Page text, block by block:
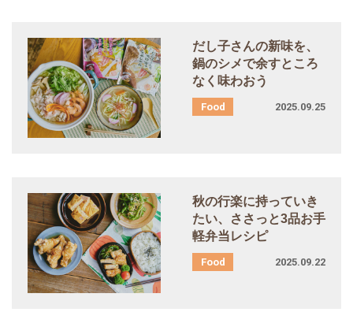
だし子さんの新味を、
鍋のシメで余すところ
なく味わおう
2025.09.25
秋の行楽に持っていき
たい、ささっと3品お手
軽弁当レシピ
2025.09.22